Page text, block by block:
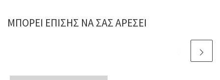
ΜΠΟΡΕΊ ΕΠΊΣΗΣ ΝΑ ΣΑΣ ΑΡΈΣΕΙ